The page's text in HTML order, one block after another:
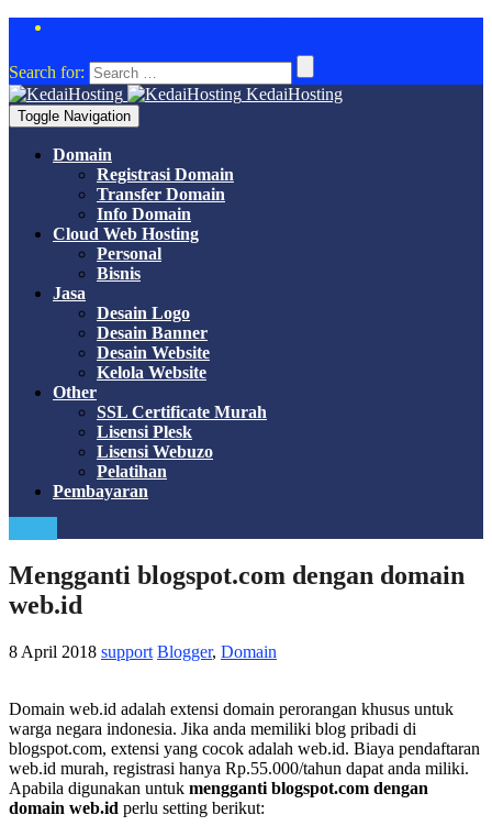
Search for:
KedaiHosting
Toggle Navigation
Domain
Registrasi Domain
Transfer Domain
Info Domain
Cloud Web Hosting
Personal
Bisnis
Jasa
Desain Logo
Desain Banner
Desain Website
Kelola Website
Other
SSL Certificate Murah
Lisensi Plesk
Lisensi Webuzo
Pelatihan
Pembayaran
Mengganti blogspot.com dengan domain
web.id
8 April 2018 support Blogger, Domain
Domain web.id adalah extensi domain perorangan khusus untuk
warga negara indonesia. Jika anda memiliki blog pribadi di
blogspot.com, extensi yang cocok adalah web.id. Biaya pendaftaran
web.id murah, registrasi hanya Rp.55.000/tahun dapat anda miliki.
Apabila digunakan untuk mengganti blogspot.com dengan
domain web.id perlu setting berikut: